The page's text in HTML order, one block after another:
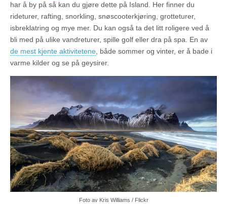
har å by på så kan du gjøre dette på Island. Her finner du
rideturer, rafting, snorkling, snøscooterkjøring, grotteturer,
isbreklatring og mye mer. Du kan også ta det litt roligere ved å
bli med på ulike vandreturer, spille golf eller dra på spa. En av
de mest kjente aktivitetene , både sommer og vinter, er å bade i
varme kilder og se på geysirer.
Foto av Kris Williams / Flickr